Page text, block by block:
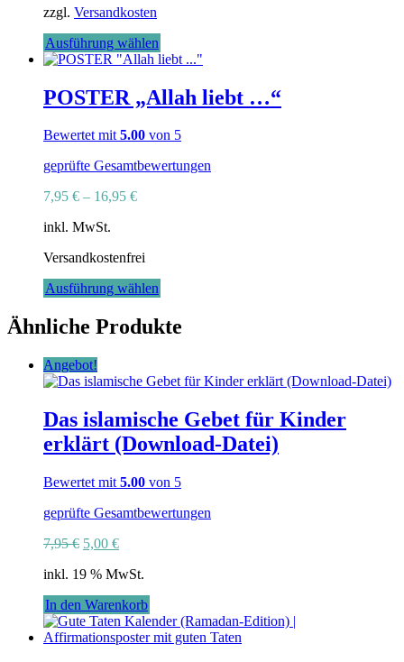
zzgl. Versandkosten
Ausführung wählen
Produkt
mehrere
Varianten
Die
können
POSTER „Allah liebt …“
Bewertet mit5.00 von 5
geprüfte Gesamtbewertungen
7,95 € – 16,95 €
inkl. MwSt.
Versandkostenfrei
Ausführung wählen
weist
mehrere
Die
können
auf
der
gewählt
Ähnliche Produkte
Angebot!
Das islamische Gebet für Kinder
erklärt (Download-Datei)
Bewertet mit 5.00 von 5
geprüfte Gesamtbewertungen
7,95€ Ursprünglicher
war:
5,00 €Aktueller
ist:
inkl. 19 % MwSt.
In den Warenkorb